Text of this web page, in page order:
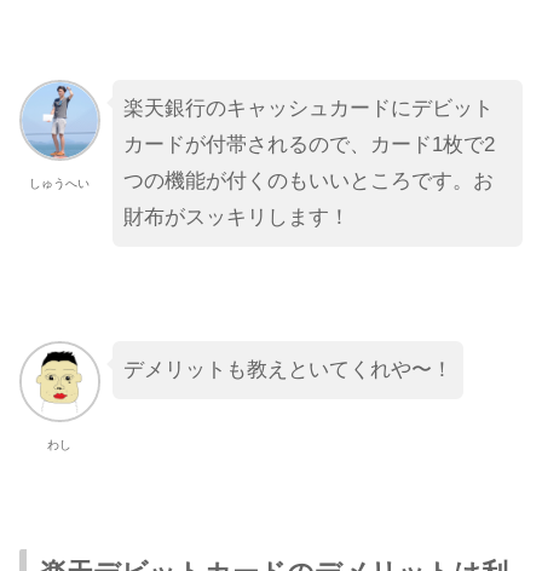
しゅうへい
楽天銀行のキャッシュカードにデビット
カードが付帯されるので、カード1枚で2
つの機能が付くのもいいところです。お
財布がスッキリします！
わし
デメリットも教えといてくれや〜！